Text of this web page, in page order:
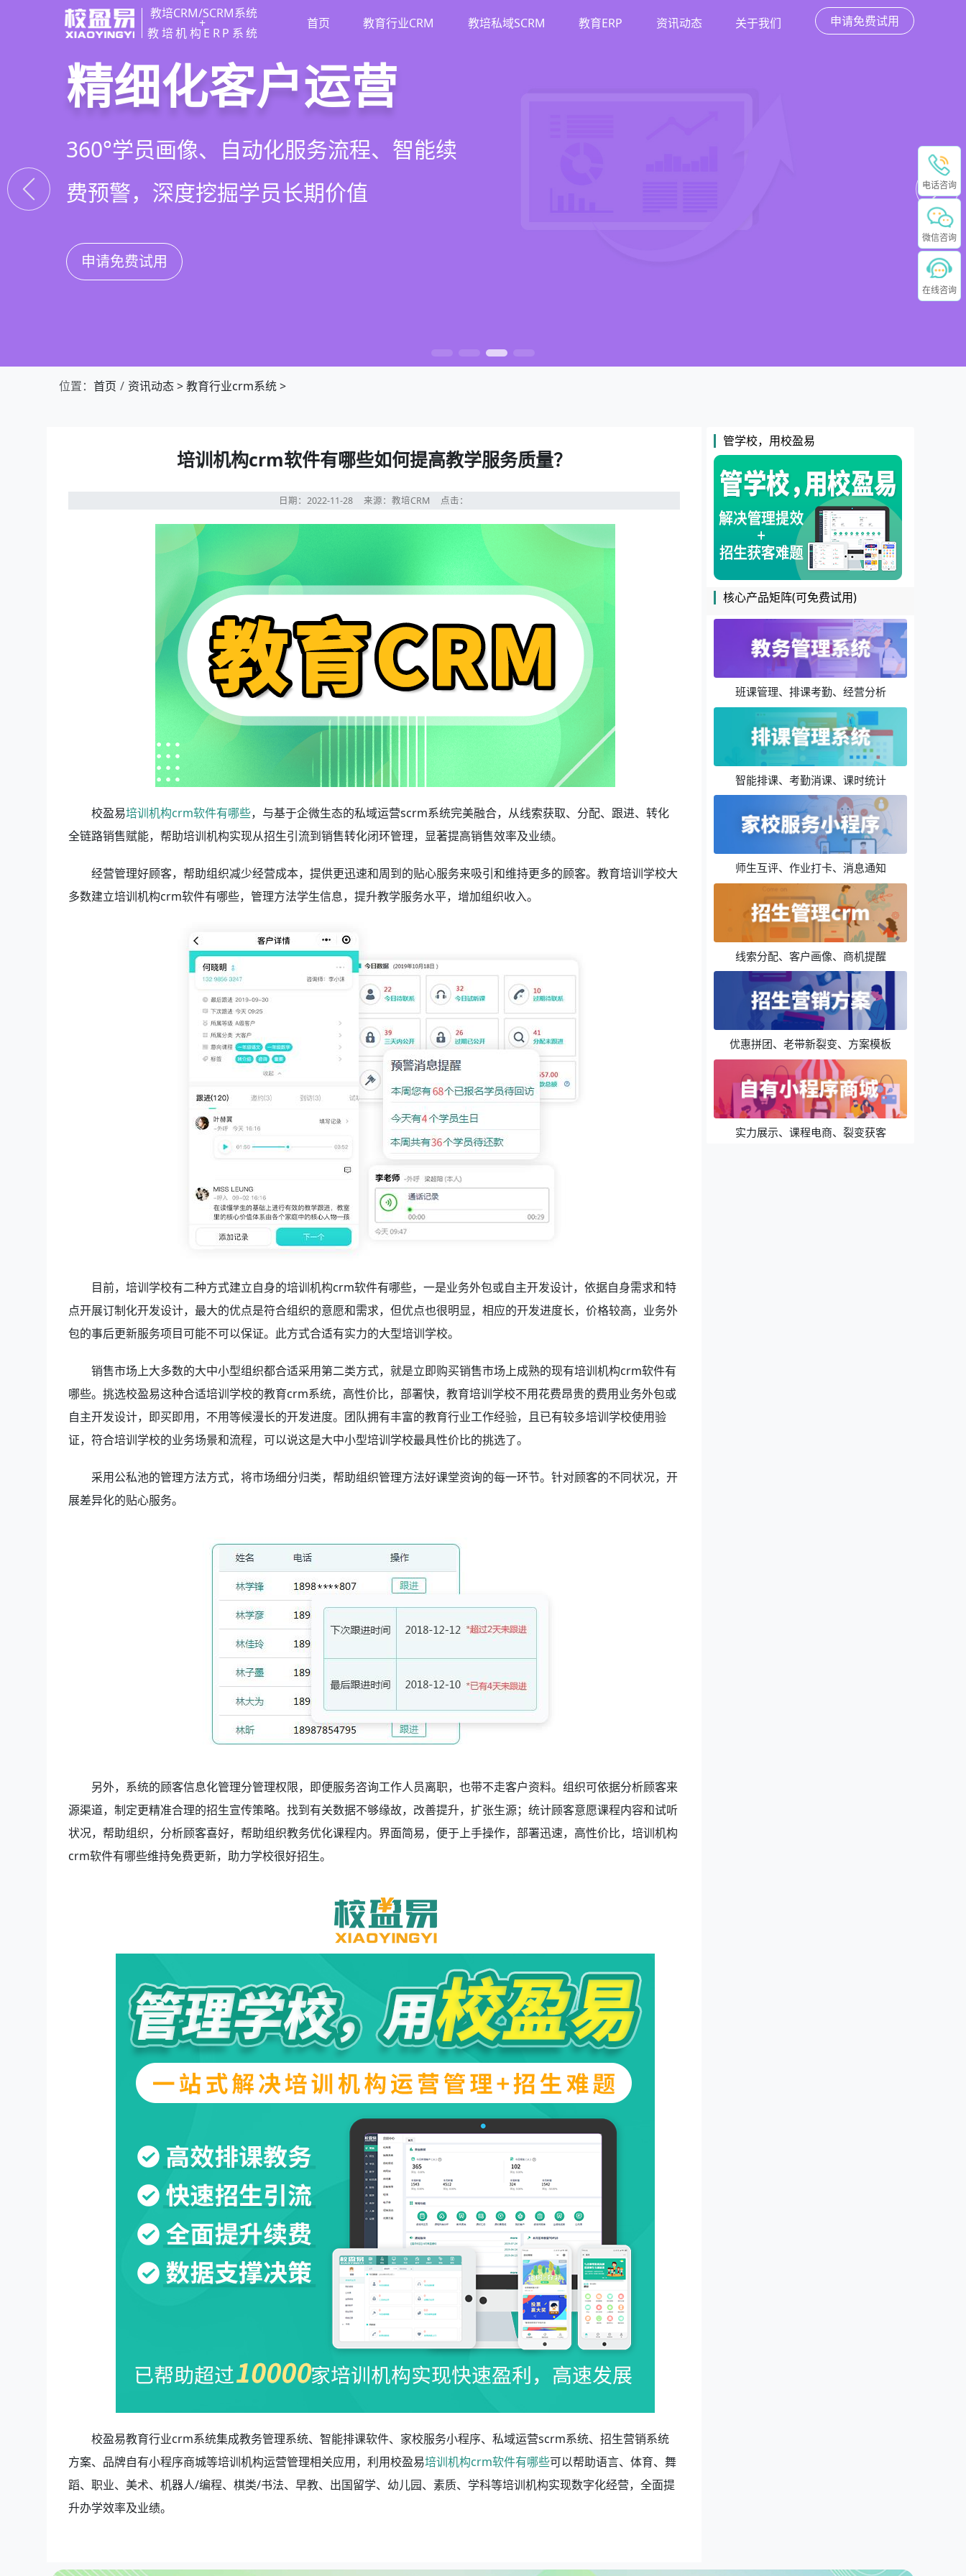
教培CRM/SCRM系统
+
教培机构ERP系统
首页 教育行业CRM 教培私域SCRM 教育ERP 资讯动态 关于我们 申请免费试用
教培行业CRM
以学员为中心，打通从引流、转化、教学到
复购转介绍的全生命周期增长引擎
申请免费试用
智能销售漏斗
线索自动分配、标准化跟单、试听转化分
析，打造高绩效招生团队
申请免费试用
精细化客户运营
360°学员画像、自动化服务流程、智能续
费预警，深度挖掘学员长期价值
申请免费试用
私域招生与裂变
集成企微SCRM、小程序商城、丰富裂变工
具，实现低成本口碑增长
申请免费试用
位置： 首页 资讯动态>教育行业crm系统>
培训机构crm软件有哪些如何提高教学服务质量？
日期：2022-11-28来源：教培CRM 点击：
校盈易培训机构crm软件有哪些，与基于企微生态的私域运营scrm系统完美融合，从线索获取、分配、跟进、转化
全链路销售赋能，帮助培训机构实现从招生引流到销售转化闭环管理，显著提高销售效率及业绩。
经营管理好顾客，帮助组织减少经营成本，提供更迅速和周到的贴心服务来吸引和维持更多的顾客。教育培训学校大
多数建立培训机构crm软件有哪些，管理方法学生信息，提升教学服务水平，增加组织收入。
目前，培训学校有二种方式建立自身的培训机构crm软件有哪些，一是业务外包或自主开发设计，依据自身需求和特
点开展订制化开发设计，最大的优点是符合组织的意愿和需求，但优点也很明显，相应的开发进度长，价格较高，业务外
包的事后更新服务项目可能不可以保证。此方式合适有实力的大型培训学校。
销售市场上大多数的大中小型组织都合适采用第二类方式，就是立即购买销售市场上成熟的现有培训机构crm软件有
哪些。挑选校盈易这种合适培训学校的教育crm系统，高性价比，部署快，教育培训学校不用花费昂贵的费用业务外包或
自主开发设计，即买即用，不用等候漫长的开发进度。团队拥有丰富的教育行业工作经验，且已有较多培训学校使用验
证，符合培训学校的业务场景和流程，可以说这是大中小型培训学校最具性价比的挑选了。
采用公私池的管理方法方式，将市场细分归类，帮助组织管理方法好课堂资询的每一环节。针对顾客的不同状况，开
展差异化的贴心服务。
另外，系统的顾客信息化管理分管理权限，即便服务咨询工作人员离职，也带不走客户资料。组织可依据分析顾客来
源渠道，制定更精准合理的招生宣传策略。找到有关数据不够缘故，改善提升，扩张生源；统计顾客意愿课程内容和试听
状况，帮助组织，分析顾客喜好，帮助组织教务优化课程内。界面简易，便于上手操作，部署迅速，高性价比，培训机构
crm软件有哪些维持免费更新，助力学校很好招生。
校盈易教育行业crm系统集成教务管理系统、智能排课软件、家校服务小程序、私域运营scrm系统、招生营销系统
方案、品牌自有小程序商城等培训机构运营管理相关应用，利用校盈易培训机构crm软件有哪些可以帮助语言、体育、舞
蹈、职业、美术、机器人/编程、棋类/书法、早教、出国留学、幼儿园、素质、学科等培训机构实现数字化经营，全面提
升办学效率及业绩。
管学校，用校盈易
核心产品矩阵(可免费试用)
班课管理、排课考勤、经营分析
智能排课、考勤消课、课时统计
师生互评、作业打卡、消息通知
线索分配、客户画像、商机提醒
优惠拼团、老带新裂变、方案模板
实力展示、课程电商、裂变获客
电话咨询
微信咨询
在线咨询